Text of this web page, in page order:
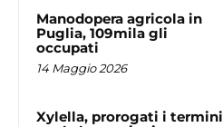
Manodopera agricola in
Puglia, 109mila gli
occupati
14 Maggio 2026
Xylella, prorogati i termini